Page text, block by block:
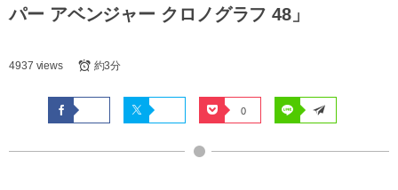
パー アベンジャー クロノグラフ 48」
4937 views 約3分
0